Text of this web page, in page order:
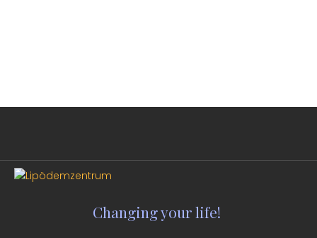
Changing your life!